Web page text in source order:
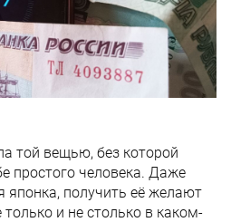
той вещью, без которой
простого человека. Даже
японка, получить её желают
и не столько в каком-